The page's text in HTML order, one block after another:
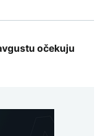
očekuju